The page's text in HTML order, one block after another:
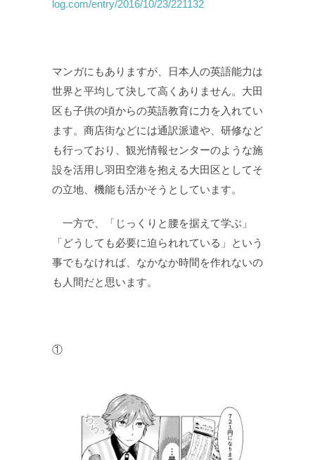
log.com/entry/2016/10/23/221132
マンガにもありますが、日本人の英語能力は
世界と平均して決して高くありません。大田
区も子供の頃からの英語教育に力を入れてい
ます。商店街などには通訳派遣や、研修など
も行っており、観光情報センターのような施
設を活用し羽田空港を抱える大田区としてそ
の立地、機能も活かそうとしています。
一方で、「じっくりと腰を据えて学ぶ」
「どうしても必要に迫られれている」という
事でもなければ、なかなか時間を作れないの
も人間だと思います。
①